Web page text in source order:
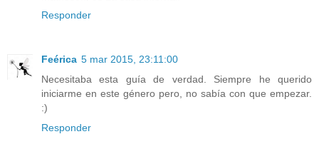
Responder
Feérica 5 mar 2015, 23:11:00
Necesitaba esta guía de verdad. Siempre he querido
iniciarme en este género pero, no sabía con que empezar.
:)
Responder